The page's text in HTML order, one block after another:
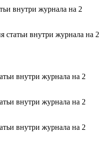
внутри журнала на 2
статьи внутри журнала на 2
внутри журнала на 2
внутри журнала на 2
внутри журнала на 2